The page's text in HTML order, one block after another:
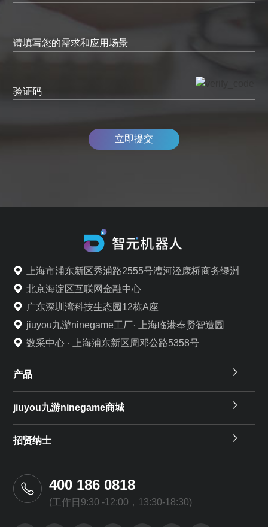
请填写您的需求和应用场景
验证码
立即提交
上海市浦东新区秀浦路2555号漕河泾康桥商务绿洲
北京海淀区互联网金融中心
广东深圳湾科技生态园12栋A座
jiuyou九游ninegame工厂· 上海临港奉贤智造园
数采中心 · 上海浦东新区周邓公路5358号
产品
jiuyou九游ninegame商城
招贤纳士
400 186 0818
(工作日9:30 -12:00，13:30-18:30)